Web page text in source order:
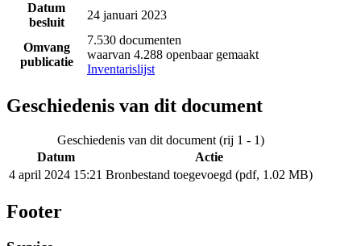
Datum
besluit
24 januari 2023
Omvang
publicatie
7.530 documenten
waarvan 4.288 openbaar gemaakt
Inventarislijst
Geschiedenis van dit document
Geschiedenis van dit document (rij 1 - 1)
Datum
Actie
4 april 2024 15:21 Bronbestand toegevoegd (pdf, 1.02 MB)
Footer